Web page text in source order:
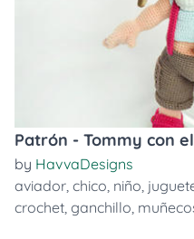
Patrón - Tommy con
by HavvaDesigns
aviador, chico, niño,
crochet, ganchillo,